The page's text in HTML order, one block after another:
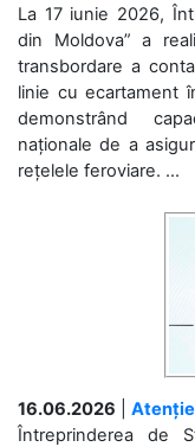
La 17 iunie 2026,
din Moldova” a
transbordare a
linie cu ecartament
demonstrând
naționale de a
rețelele feroviare. ...
16.06.2026
Întreprinderea de